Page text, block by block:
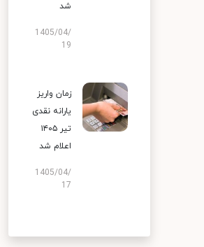
شد
1405/04/
19
زمان واریز
یارانه نقدی
تیر ۱۴۰۵
اعلام شد
1405/04/
17